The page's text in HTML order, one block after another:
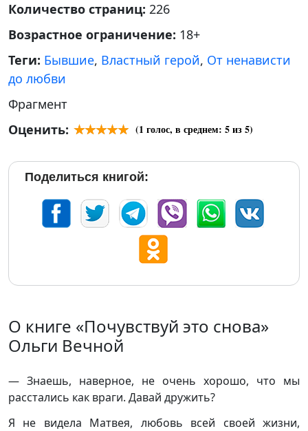
Количество страниц: 226
Возрастное ограничение: 18+
Теги: Бывшие, Властный герой, От ненависти
до любви
Фрагмент
Оценить:
(1 голос, в среднем: 5из 5)
Поделиться книгой:
О книге «Почувствуй это снова»
Ольги Вечной
— Знаешь, наверное, не очень хорошо, что мы
расстались как враги. Давай дружить?
Я не видела Матвея, любовь всей своей жизни,